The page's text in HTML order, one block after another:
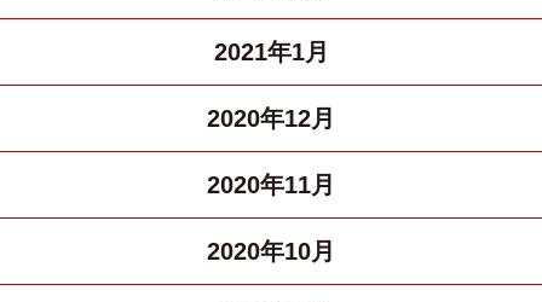
2021年1月
2020年12月
2020年11月
2020年10月